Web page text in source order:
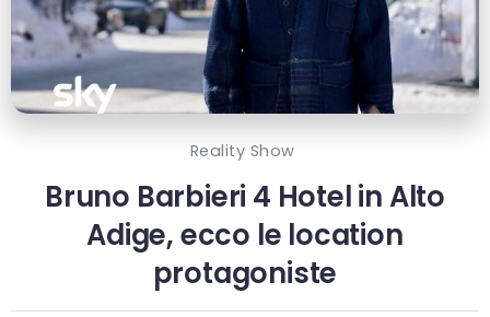
Reality Show
Bruno Barbieri 4 Hotel in Alto
Adige, ecco le location
protagoniste